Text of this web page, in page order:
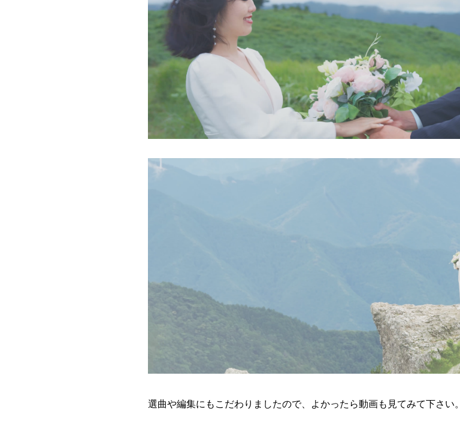
選曲や編集にもこだわりましたので、よかったら動画も見てみて下さい。